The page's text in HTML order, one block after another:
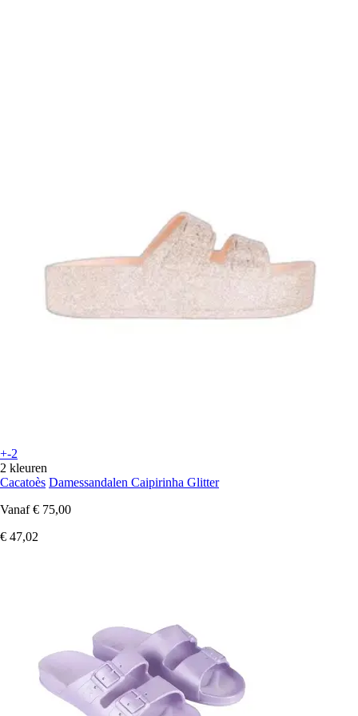
+-2
2 kleuren
Cacatoès Damessandalen Caipirinha Glitter
Vanaf € 75,00
€ 47,02